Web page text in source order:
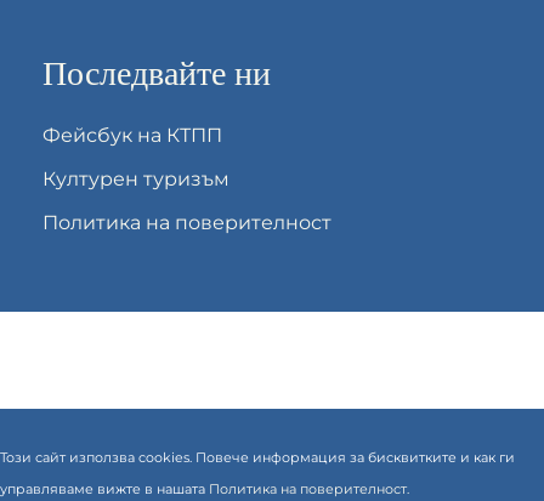
Последвайте ни
Фейсбук на КТПП
Културен туризъм
Политика на поверителност
Този сайт използва cookies. Повече информация за бисквитките и как ги
управляваме вижте в нашата Политика на поверителност.